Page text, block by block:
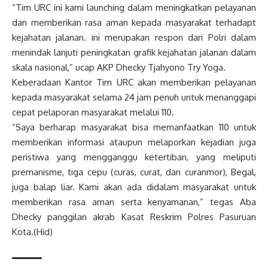
“Tim URC ini kami launching dalam meningkatkan pelayanan
dan memberikan rasa aman kepada masyarakat terhadapt
kejahatan jalanan. ini merupakan respon dari Polri dalam
menindak lanjuti peningkatan grafik kejahatan jalanan dalam
skala nasional,” ucap AKP Dhecky Tjahyono Try Yoga.
Keberadaan Kantor Tim URC akan memberikan pelayanan
kepada masyarakat selama 24 jam penuh untuk menanggapi
cepat pelaporan masyarakat melalui 110.
“Saya berharap masyarakat bisa memanfaatkan 110 untuk
memberikan informasi ataupun melaporkan kejadian juga
peristiwa yang mengganggu ketertiban, yang meliputi
premanisme, tiga cepu (curas, curat, dan curanmor), Begal,
juga balap liar. Kami akan ada didalam masyarakat untuk
memberikan rasa aman serta kenyamanan,” tegas Aba
Dhecky panggilan akrab Kasat Reskrim Polres Pasuruan
Kota.(Hid)